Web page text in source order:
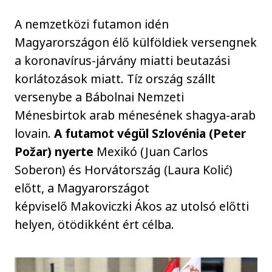
A nemzetközi futamon idén
Magyarországon élő külföldiek versengnek
a koronavírus-járvány miatti beutazási
korlátozások miatt. Tíz ország szállt
versenybe a Bábolnai Nemzeti
Ménesbirtok arab ménesének shagya-arab
lovain.A futamot végül Szlovénia (Peter
Požar) nyerte Mexikó (Juan Carlos
Soberon) és Horvátország (Laura Kolić)
előtt, a Magyarországot
képviselő Makoviczki Ákos az utolsó előtti
helyen, ötödikként ért célba.